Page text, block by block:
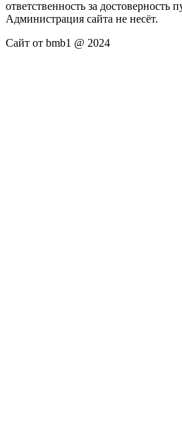
ответственность за достоверность
Администрация сайта не несёт.
Сайт от bmb1 @ 2024